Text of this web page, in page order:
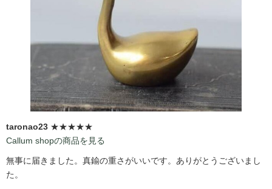
taronao23 ★★★★★
Callum shopの商品を見る
無事に届きました。真鍮の重さがいいです。ありがとうございまし
た。